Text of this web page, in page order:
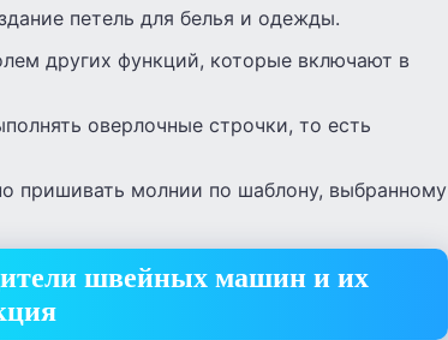
петель для белья и одежды.
других функций, которые включают в
оверлочные строчки, то есть
пришивать молнии по шаблону, выбранному
швейных машин и их